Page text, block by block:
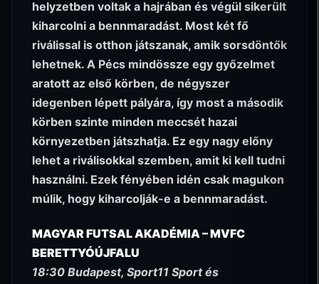
helyzetben voltak a hajrában és végül sikerült
kiharcolni a bennmaradást. Most két fő
riválissal is otthon játszanak, amik sorsdöntők
lehetnek. A Pécs mindössze egy győzelmet
aratott az első körben, de négyszer
idegenben lépett pályára, így most a második
körben szinte minden meccsét hazai
környezetben játszhatja. Ez egy nagy előny
lehet a riválisokkal szemben, amit ki kell tudni
használni. Ezek fényében idén csak magukon
múlik, hogy kiharcolják-e a bennmaradást.
MAGYAR FUTSAL AKADÉMIA – MVFC
BERETTYÓÚJFALU
18:30 Budapest, Sport11 Sport és